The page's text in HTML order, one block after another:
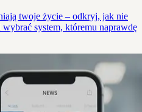
twoje życie – odkryj, jak nie
system, któremu naprawdę